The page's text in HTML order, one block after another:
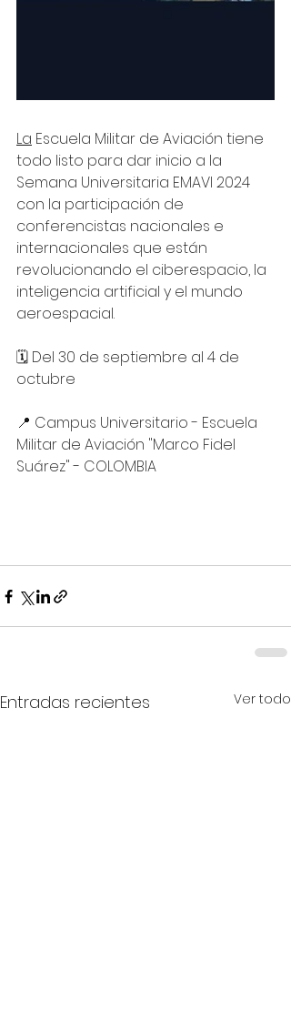
La Escuela Militar de Aviación tiene
todo listo para dar inicio a la
Semana Universitaria EMAVI 2024
con la participación de
conferencistas nacionales e
internacionales que están
revolucionando el ciberespacio, la
inteligencia artificial y el mundo
aeroespacial.
🗓 Del 30 de septiembre al 4 de
octubre
📍 Campus Universitario - Escuela
Militar de Aviación "Marco Fidel
Suárez" - COLOMBIA
Entradas recientes Ver todo